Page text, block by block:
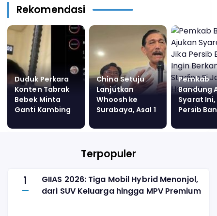
Rekomendasi
Duduk Perkara
Konten Tabrak
Bebek Minta
Ganti Kambing
Polda Banten
China Setuju
Lanjutkan
Whoosh ke
Surabaya, Asal 1
Dituruti
Pemkab
Bandung
Syarat
Persib
Terpopuler
1
GIIAS 2026: Tiga Mobil Hybrid Menonjol,
dari SUV Keluarga hingga MPV Premium